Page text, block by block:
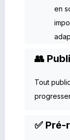
en
👥
Tout
✅